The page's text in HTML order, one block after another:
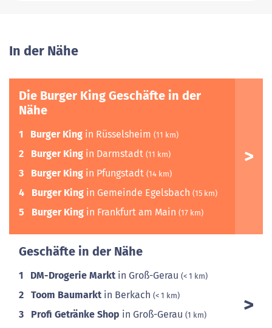
In der Nähe
Die Burger King Geschäfte in der
Nähe
1 Burger King in Rüsselsheim (11 km)
2 Burger King in Darmstadt (11 km)
3 Burger King in Pfungstadt (14 km)
4 Burger King in Gemeinde Egelsbach (15 km)
5 Burger King in Frankfurt am Main (17 km)
Geschäfte in der Nähe
1 DM-Drogerie Markt in Groß-Gerau (< 1 km)
2 Toom Baumarkt in Berkach (< 1 km)
3 Profi Getränke Shop in Groß-Gerau (1 km)